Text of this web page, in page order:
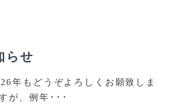
らせ
年もどうぞよろしくお願致しま
が、例年･･･